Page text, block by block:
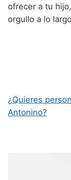
ofrecer a tu
orgullo a lo
¿Quieres
Antonino?